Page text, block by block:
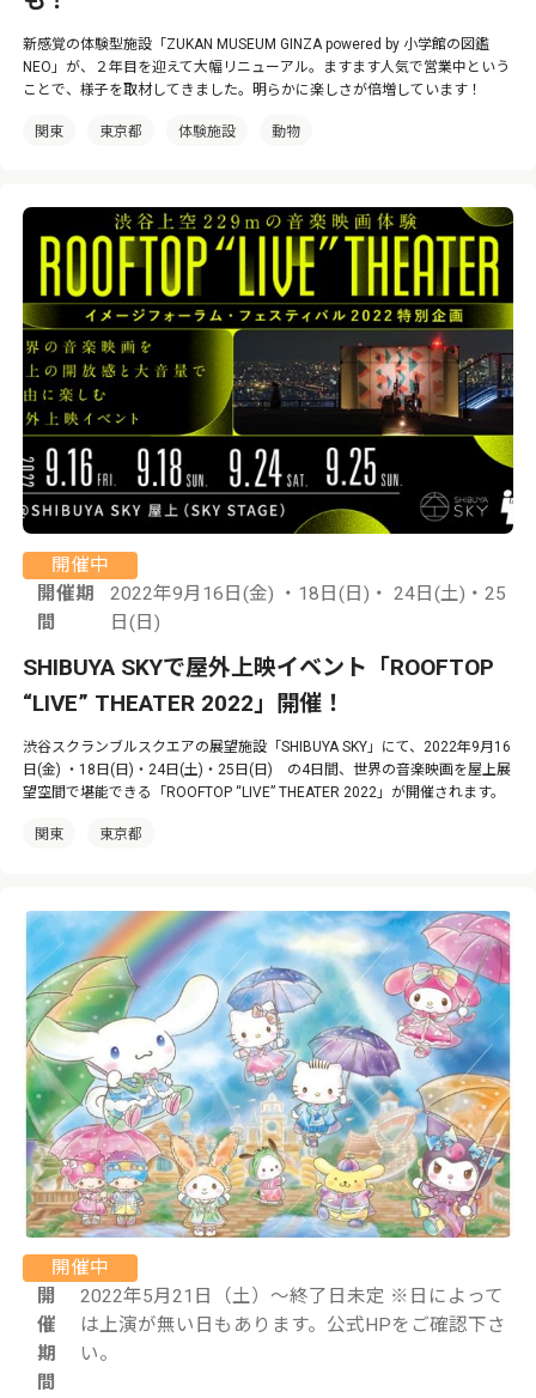
新感覚の体験型施設「ZUKAN MUSEUM GINZA powered by 小学館の図鑑
NEO」が、２年目を迎えて大幅リニューアル。ますます人気で営業中という
ことで、様子を取材してきました。明らかに楽しさが倍増しています！
関東 東京都 体験施設 動物
開催中
開催期
間
2022年9月16日(金) ・18日(日)・ 24日(土)・25
日(日)
SHIBUYA SKYで屋外上映イベント「ROOFTOP
“LIVE” THEATER 2022」開催！
渋谷スクランブルスクエアの展望施設「SHIBUYA SKY」にて、2022年9月16
日(金) ・18日(日)・24日(土)・25日(日) の4日間、世界の音楽映画を屋上展
望空間で堪能できる「ROOFTOP “LIVE” THEATER 2022」が開催されます。
関東 東京都
開催中
開
催
期
間
2022年5月21日（土）～終了日未定 ※日によって
は上演が無い日もあります。公式HPをご確認下さ
い。